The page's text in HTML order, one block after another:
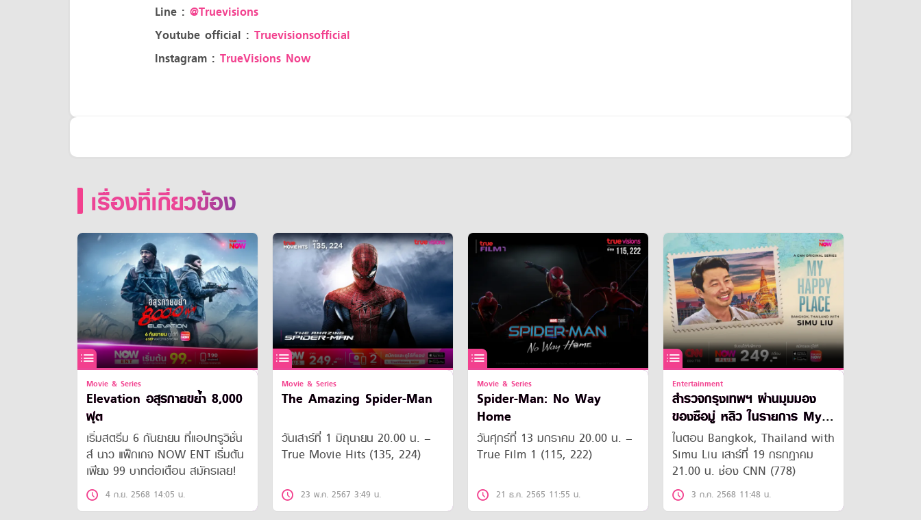
Line : @Truevisions
Youtube official : Truevisionsofficial
Instagram : TrueVisions Now
เรื่องที่เกี่ยวข้อง
Movie & Series
Elevation อสุรกายขย้ำ 8,000
ฟุต
เริ่มสตรีม 6 กันยายน ที่แอปทรูวิชั่น
ส์ นาว แพ็กเกจ NOW ENT เริ่มต้น
เพียง 99 บาทต่อเดือน สมัครเลย!
4 ก.ย. 2568 14:05 น.
Movie & Series
The Amazing Spider-Man
วันเสาร์ที่ 1 มิถุนายน 20.00 น. –
True Movie Hits (135, 224)
23 พ.ค. 2567 3:49 น.
Movie & Series
Spider-Man: No Way
Home
วันศุกร์ที่ 13 มกราคม 20.00 น. –
True Film 1 (115, 222)
21 ธ.ค. 2565 11:55 น.
Entertainment
สำรวจกรุงเทพฯ ผ่านมุมมอง
ของซือมู่ หลิว ในรายการ My
Happy Place
ในตอน Bangkok, Thailand with
Simu Liu เสาร์ที่ 19 กรกฎาคม
21.00 น. ช่อง CNN (778)
3 ก.ค. 2568 11:48 น.